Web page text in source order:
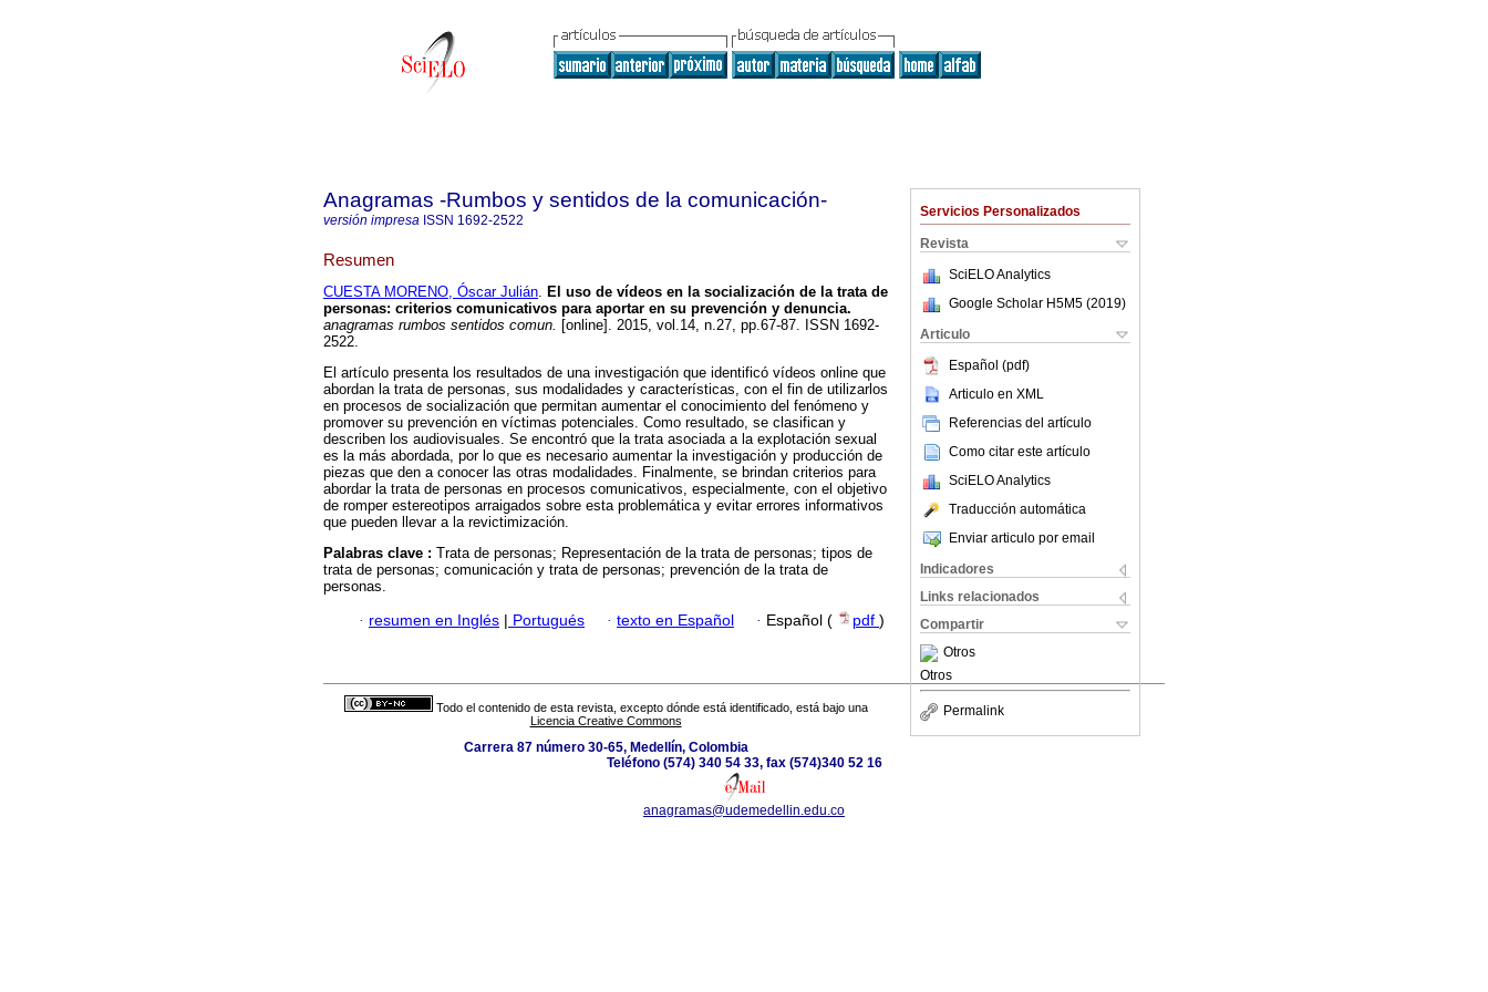
Servicios Personalizados
Revista
SciELO Analytics
Google Scholar H5M5 (2019)
Articulo
Español (pdf)
Articulo en XML
Referencias del artículo
Como citar este artículo
SciELO Analytics
Traducción automática
Enviar articulo por email
Indicadores
Links relacionados
Compartir
Otros
Otros
Permalink
Anagramas -Rumbos y sentidos de la comunicación-
versión impresa ISSN 1692-2522
Resumen
CUESTA MORENO, Óscar Julián. El uso de vídeos en la socialización de la trata de
personas: criterios comunicativos para aportar en su prevención y denuncia.
anagramas rumbos sentidos comun. [online]. 2015, vol.14, n.27, pp.67-87. ISSN 1692-
2522.
El artículo presenta los resultados de una investigación que identificó vídeos online que
abordan la trata de personas, sus modalidades y características, con el fin de utilizarlos
en procesos de socialización que permitan aumentar el conocimiento del fenómeno y
promover su prevención en víctimas potenciales. Como resultado, se clasifican y
describen los audiovisuales. Se encontró que la trata asociada a la explotación sexual
es la más abordada, por lo que es necesario aumentar la investigación y producción de
piezas que den a conocer las otras modalidades. Finalmente, se brindan criterios para
abordar la trata de personas en procesos comunicativos, especialmente, con el objetivo
de romper estereotipos arraigados sobre esta problemática y evitar errores informativos
que pueden llevar a la revictimización.
Palabras clave : Trata de personas; Representación de la trata de personas; tipos de
trata de personas; comunicación y trata de personas; prevención de la trata de
personas.
· resumen en Inglés | Portugués · texto en Español · Español ( pdf )
Todo el contenido de esta revista, excepto dónde está identificado, está bajo una
Licencia Creative Commons
Carrera 87 número 30-65, Medellín, Colombia
Teléfono (574) 340 54 33, fax (574)340 52 16
anagramas@udemedellin.edu.co